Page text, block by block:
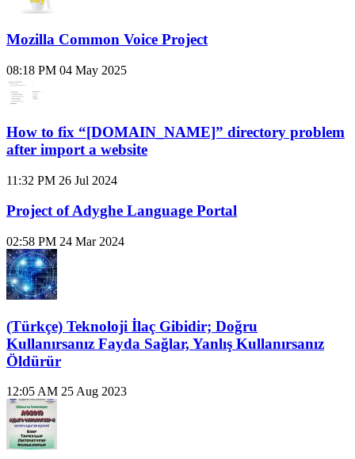
Mozilla Common Voice Project
08:18 PM 04 May 2025
How to fix “[DOMAIN_NAME]” directory problem
after import a website
11:32 PM 26 Jul 2024
Project of Adyghe Language Portal
02:58 PM 24 Mar 2024
(Türkçe) Teknoloji İlaç Gibidir; Doğru
Kullanırsanız Fayda Sağlar, Yanlış Kullanırsanız
Öldürür
12:05 AM 25 Aug 2023